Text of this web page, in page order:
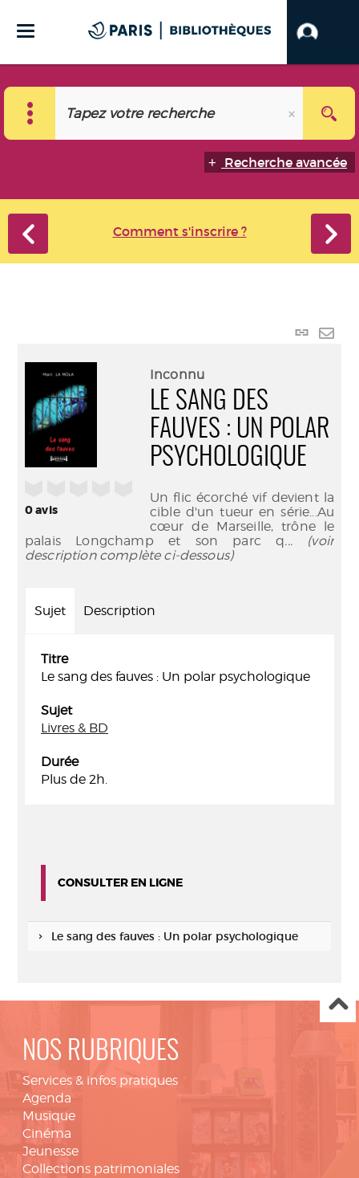
Recherche avancée
Comment s'inscrire ?
Lien
0avis
Inconnu
LE SANG DES
FAUVES : UN POLAR
PSYCHOLOGIQUE
Un flic écorché vif devient la
cible d'un tueur en série...Au
cœur de Marseille, trône le
palais Longchamp et son parc q... (voir
description complète ci-dessous)
Sujet Description
Titre
Le sang des fauves : Un polar psychologique
Sujet
Livres & BD
Durée
Plus de 2h.
CONSULTER EN LIGNE
Le sang des fauves : Un polar psychologique
NOS RUBRIQUES
Services & infos pratiques
Agenda
Musique
Cinéma
Jeunesse
Collections patrimoniales